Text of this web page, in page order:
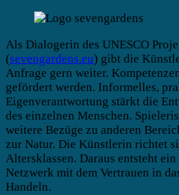
Als Dialogerin des UNESCO
(sevengardens.eu) gibt die
Anfrage gern weiter.
gefördert werden. Informelles,
Eigenverantwortung stärkt die
des einzelnen Menschen.
weitere Bezüge zu anderen
zur Natur. Die Künstlerin richtet
Altersklassen. Daraus entsteht
Netzwerk mit dem Vertrauen in
Handeln.